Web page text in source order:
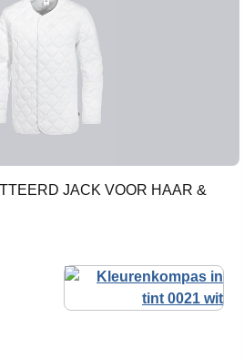
JACK VOOR HAAR &